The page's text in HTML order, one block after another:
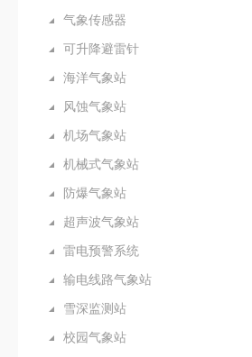
气象传感器
可升降避雷针
海洋气象站
风蚀气象站
机场气象站
机械式气象站
防爆气象站
超声波气象站
雷电预警系统
输电线路气象站
雪深监测站
校园气象站